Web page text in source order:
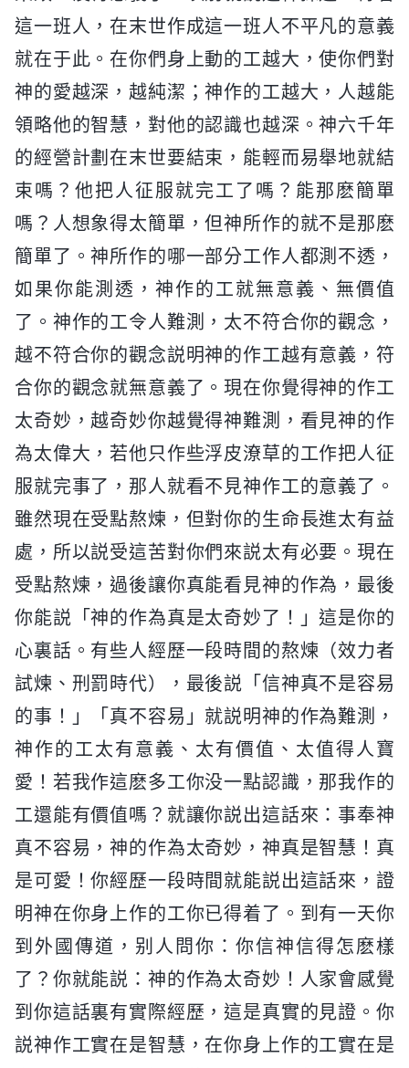
這一班人，在末世作成這一班人不平凡的意義
就在于此。在你們身上動的工越大，使你們對
神的愛越深，越純潔；神作的工越大，人越能
領略他的智慧，對他的認識也越深。神六千年
的經營計劃在末世要結束，能輕而易舉地就結
束嗎？他把人征服就完工了嗎？能那麽簡單
嗎？人想象得太簡單，但神所作的就不是那麽
簡單了。神所作的哪一部分工作人都測不透，
如果你能測透，神作的工就無意義、無價值
了。神作的工令人難測，太不符合你的觀念，
越不符合你的觀念説明神的作工越有意義，符
合你的觀念就無意義了。現在你覺得神的作工
太奇妙，越奇妙你越覺得神難測，看見神的作
為太偉大，若他只作些浮皮潦草的工作把人征
服就完事了，那人就看不見神作工的意義了。
雖然現在受點熬煉，但對你的生命長進太有益
處，所以説受這苦對你們來説太有必要。現在
受點熬煉，過後讓你真能看見神的作為，最後
你能説「神的作為真是太奇妙了！」這是你的
心裏話。有些人經歷一段時間的熬煉（效力者
試煉、刑罰時代），最後説「信神真不是容易
的事！」「真不容易」就説明神的作為難測，
神作的工太有意義、太有價值、太值得人寶
愛！若我作這麽多工你没一點認識，那我作的
工還能有價值嗎？就讓你説出這話來：事奉神
真不容易，神的作為太奇妙，神真是智慧！真
是可愛！你經歷一段時間就能説出這話來，證
明神在你身上作的工你已得着了。到有一天你
到外國傳道，别人問你：你信神信得怎麽樣
了？你就能説：神的作為太奇妙！人家會感覺
到你這話裏有實際經歷，這是真實的見證。你
説神作工實在是智慧，在你身上作的工實在是